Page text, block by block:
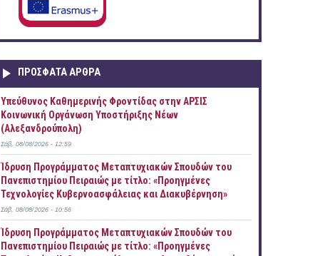
ΠΡOΣΦΑΤΑ AΡΘΡΑ
Yπεύθυνος Καθημερινής Φροντίδας στην ΑΡΣΙΣ
Κοινωνική Οργάνωση Υποστήριξης Νέων
(Αλεξανδρούπολη)
Σάβ, 08/08/2026 - 12:59
Ίδρυση Προγράμματος Μεταπτυχιακών Σπουδών του
Πανεπιστημίου Πειραιώς με τίτλο: «Προηγμένες
Τεχνολογίες Κυβερνοασφάλειας και Διακυβέρνηση»
Σάβ, 08/08/2026 - 10:56
Ίδρυση Προγράμματος Μεταπτυχιακών Σπουδών του
Πανεπιστημίου Πειραιώς με τίτλο: «Προηγμένες